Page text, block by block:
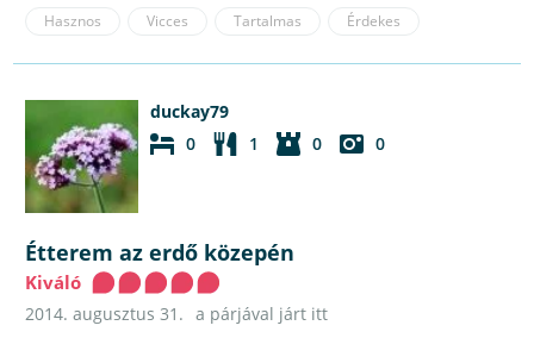
Hasznos Vicces Tartalmas Érdekes
duckay79
0
1 0 0
Étterem az erdő közepén
Kiváló
2014. augusztus 31. a párjával járt itt